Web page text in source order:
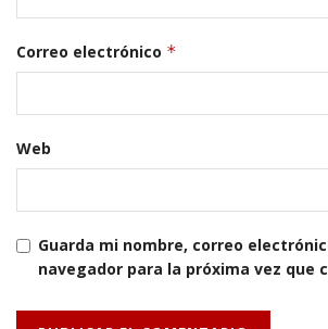
Correo electrónico *
Web
Guarda mi nombre, correo
navegador para la próxima vez que